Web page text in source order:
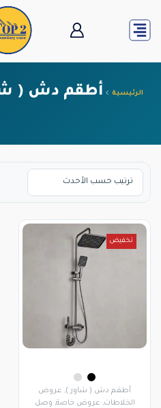
الرئيسية أطقم دش (
تخفيض
أطقم دش ( شاور ), عروض
الخلاطات, عروض خاصة, وصل